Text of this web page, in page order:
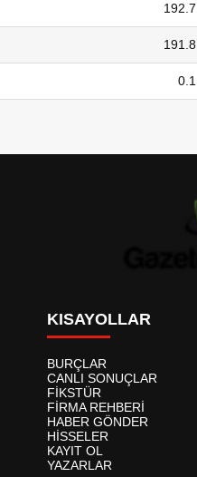
192.7
191.8
0.1
KISAYOLLAR
BURÇLAR
CANLI SONUÇLAR
FİKSTÜR
FİRMA REHBERİ
HABER GÖNDER
HİSSELER
KAYIT OL
YAZARLAR